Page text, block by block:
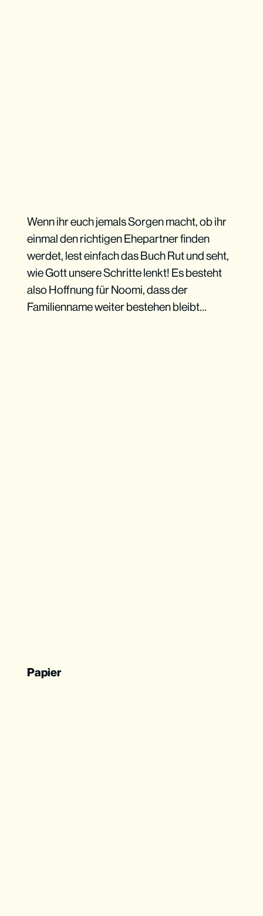
Wenn ihr euch jemals Sorgen macht, ob ihr
einmal den richtigen Ehepartner finden
werdet, lest einfach das Buch Rut und seht,
wie Gott unsere Schritte lenkt! Es besteht
also Hoffnung für Noomi, dass der
Familienname weiter bestehen bleibt…
Papier